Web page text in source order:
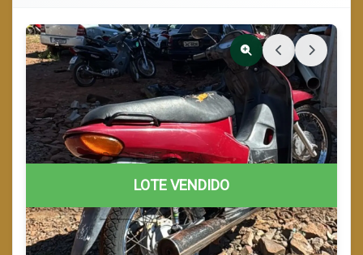
LOTE VENDIDO